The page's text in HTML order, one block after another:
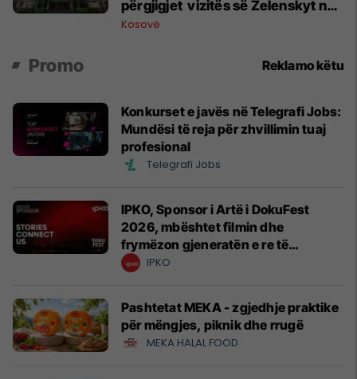
përgjigjet vizitës së Zelenskyt në
Serbi
Kosovë
Promo Reklamo këtu
Konkurset e javës në Telegrafi Jobs:
Mundësi të reja për zhvillimin tuaj
profesional
Telegrafi Jobs
IPKO, Sponsor i Artë i DokuFest
2026, mbështet filmin dhe
frymëzon gjeneratën e re të
krijuesve
IPKO
Pashtetat MEKA - zgjedhje praktike
për mëngjes, piknik dhe rrugë
MEKA HALAL FOOD